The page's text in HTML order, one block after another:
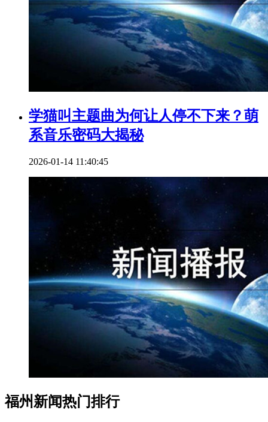
学猫叫主题曲为何让人停不下来？萌
系音乐密码大揭秘
2026-01-14 11:40:45
福州新闻热门排行